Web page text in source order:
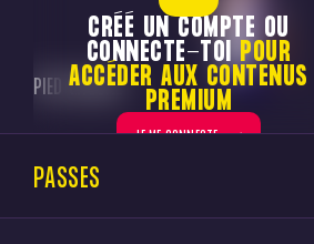
PASSES
PIED GAUCHE
CRÉÉ UN COMPTE OU
CONNECTE-TOIPOUR
ACCÉDER AUX CONTENUS
PREMIUM
JE ME CONNECTE